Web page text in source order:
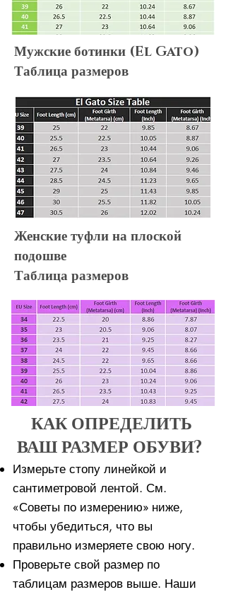
Мужские ботинки (El Gato)
Таблица размеров
Женские туфли на плоской
подошве
Таблица размеров
КАК ОПРЕДЕЛИТЬ
ВАШ РАЗМЕР ОБУВИ?
Измерьте стопу линейкой и
сантиметровой лентой. См.
«Советы по измерению» ниже,
чтобы убедиться, что вы
правильно измеряете свою ногу. ​​
Проверьте свой размер по
таблицам размеров выше. Наши